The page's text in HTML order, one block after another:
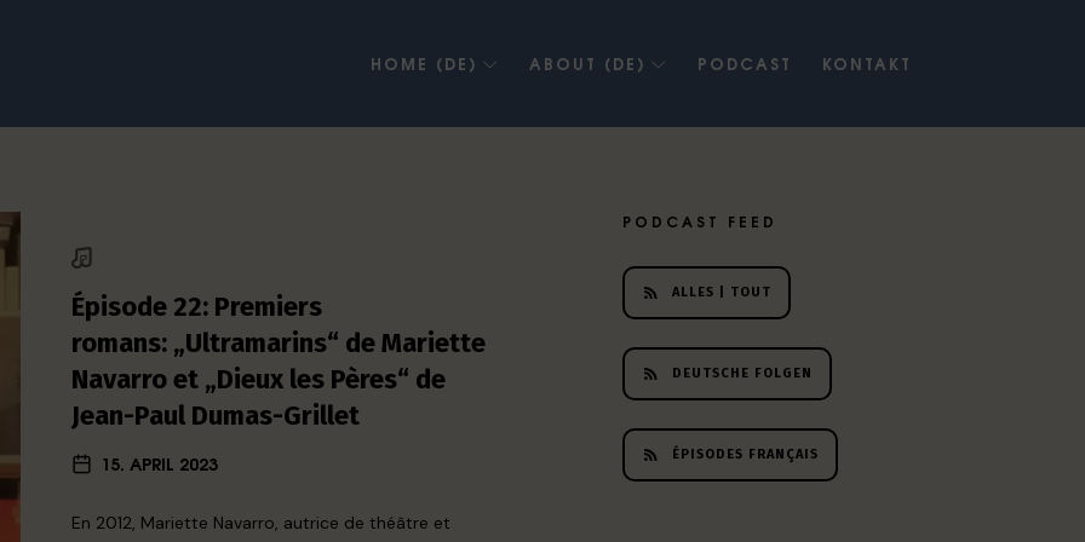
HOME (DE) ABOUT (DE) PODCAST KONTAKT
Épisode 22: Premiers
romans: „Ultramarins“ de Mariette
Navarro et „Dieux les Pères“ de
Jean-Paul Dumas-Grillet
15. APRIL 2023
En 2012, Mariette Navarro, autrice de théâtre et
PODCAST FEED
ALLES | TOUT
DEUTSCHE FOLGEN
ÉPISODES FRANÇAIS